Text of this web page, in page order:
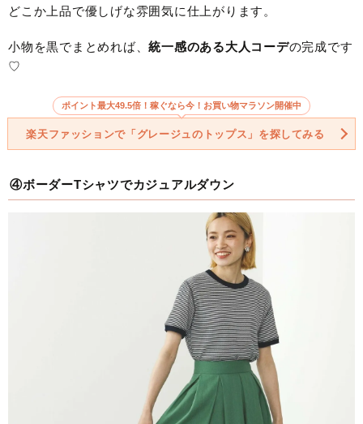
どこか上品で優しげな雰囲気に仕上がります。
小物を黒でまとめれば、統一感のある大人コーデの完成です
♡
ポイント最大49.5倍！稼ぐなら今！お買い物マラソン開催中
楽天ファッションで「グレージュのトップス」を探してみる
④ボーダーTシャツでカジュアルダウン